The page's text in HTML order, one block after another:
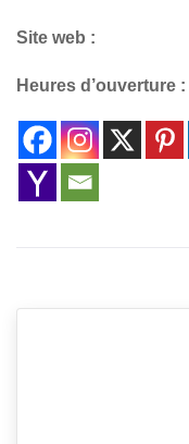
Site web :
Heures d’ouverture :